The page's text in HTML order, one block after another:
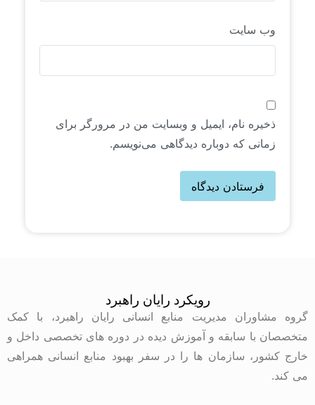
وب‌ سایت
ذخیره نام، ایمیل و وبسایت من در مرورگر برای
زمانی که دوباره دیدگاهی می‌نویسم.
رویکرد رایان راهبرد
گروه مشاوران مدیریت منابع انسانی رایان راهبرد، با کمک
متخصصان با سابقه و آموزش دیده در دوره های تخصصی داخل و
خارج کشور، سازمان ها را در سفر بهبود منابع انسانی همراهی
می کند.